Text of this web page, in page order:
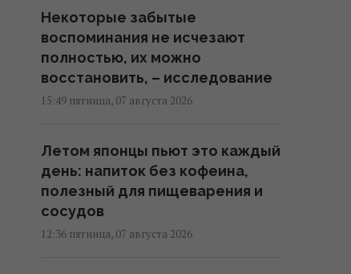
Некоторые забытые
воспоминания не исчезают
полностью, их можно
восстановить, – исследование
15:49 пятница, 07 августа 2026
Летом японцы пьют это каждый
день: напиток без кофеина,
полезный для пищеварения и
сосудов
12:36 пятница, 07 августа 2026